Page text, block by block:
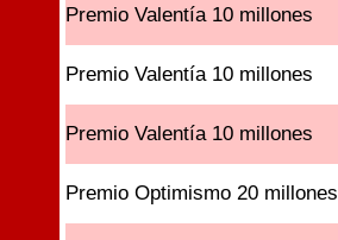
Premio Valentía 10 millones
Premio Valentía 10 millones
Premio Valentía 10 millones
Premio Optimismo 20 millones